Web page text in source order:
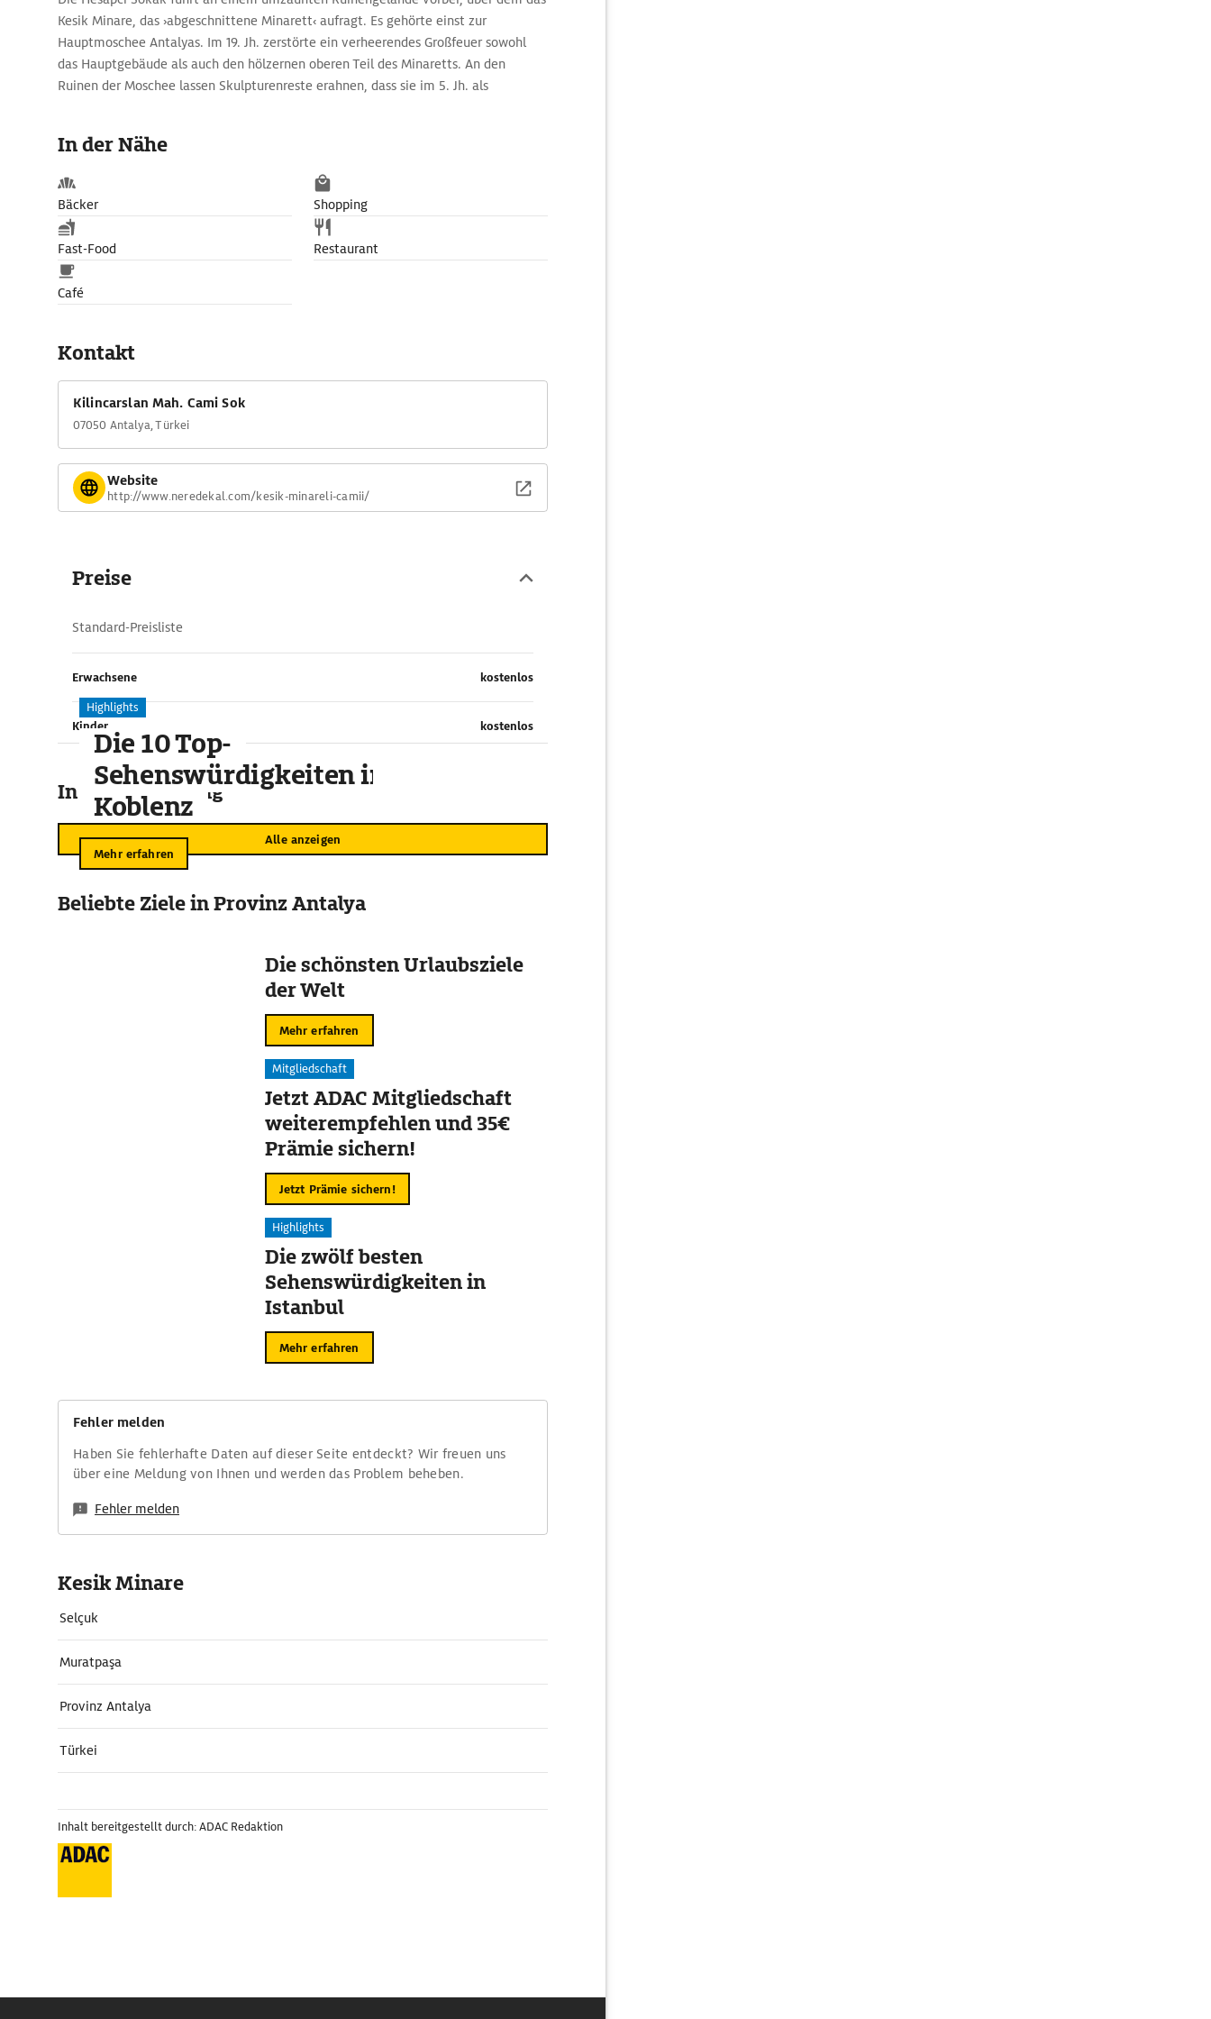
Kesik Minare, das ›abgeschnittene Minarett‹ aufragt. Es gehörte einst zur
Hauptmoschee Antalyas. Im 19. Jh. zerstörte ein verheerendes Großfeuer sowohl
das Hauptgebäude als auch den hölzernen oberen Teil des Minaretts. An den
Ruinen der Moschee lassen Skulpturenreste erahnen, dass sie im 5. Jh. als
In der Nähe
Bäcker Shopping
Fast-Food Restaurant
Café
Kontakt
Kilincarslan Mah. Cami Sok
07050 Antalya, Türkei
Website
http://www.neredekal.com/kesik-minareli-camii/
Preise
Standard-Preisliste
Erwachsene kostenlos
Kinder kostenlos
In der Umgebung
Alle anzeigen
Highlights
Die 10 Top-
Sehenswürdigkeiten in
Koblenz
Mehr erfahren
Beliebte Ziele in Provinz Antalya
Die schönsten Urlaubsziele
der Welt
Mehr erfahren
Mitgliedschaft
Jetzt ADAC Mitgliedschaft
weiterempfehlen und 35€
Prämie sichern!
Jetzt Prämie sichern!
Highlights
Die zwölf besten
Sehenswürdigkeiten in
Istanbul
Mehr erfahren
Fehler melden
Haben Sie fehlerhafte Daten auf dieser Seite entdeckt? Wir freuen uns
über eine Meldung von Ihnen und werden das Problem beheben.
Fehler melden
Kesik Minare
Selçuk
Muratpaşa
Provinz Antalya
Türkei
Inhalt bereitgestellt durch: ADAC Redaktion